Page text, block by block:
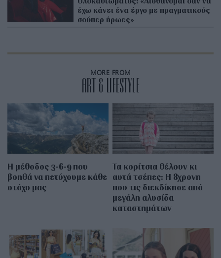
έχω κάνει ένα έργο με πραγματικούς
σούπερ ήρωες»
MORE FROM
ART & LIFESTYLE
Η μέθοδος 3-6-9 που
βοηθά να πετύχουμε κάθε
στόχο μας
Τα κορίτσια θέλουν κι
αυτά τσέπες: Η 8χρονη
που τις διεκδίκησε από
μεγάλη αλυσίδα
καταστημάτων